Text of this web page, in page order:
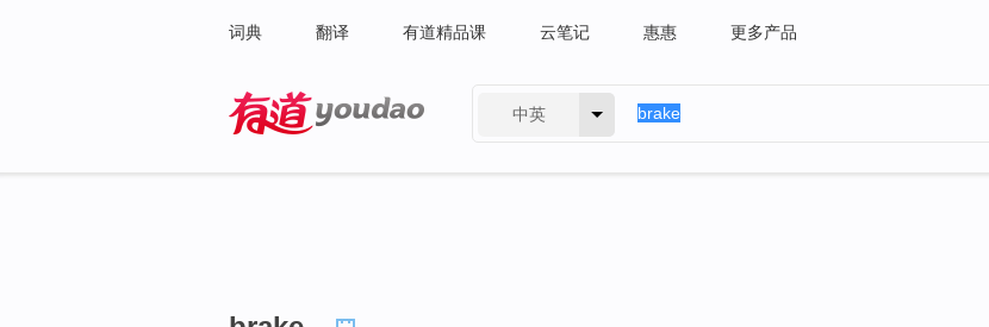
词典 翻译 有道精品课 云笔记 惠惠 更多产品
中英